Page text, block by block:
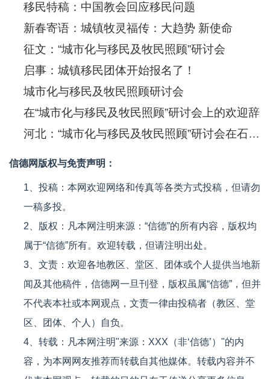
移民特稿：中国教会回应移民问题
新春寄语：城镇牧灵福传：大趋势 新使命
征文：“城市化与移民及牧民照顾”研讨会
启事：城镇移民团体开始报名了！
城市化与移民及牧民照顾研讨会
在“城市化与移民及牧民照顾”研讨会上的欢迎辞
河北：“城市化与移民及牧民照顾”研讨会在石开幕
信德网版权与免责声明：
1、投稿：本网欢迎网络和传真等各类方式投稿，但请勿
一稿多投。
2、版权：凡本网注明来源：“信德”的所有内容，版权均
属于“信德”所有。欢迎转载，但请注明出处。
3、文责：欢迎各地教区、堂区、团体或个人提供当地新
闻及其他稿件，信德网一旦刊登，版权虽属“信德”，但并
不代表本社或本网观点，文责一律由投稿者（教区、堂
区、团体、个人）自负。
4、转载：凡本网注明"来源：XXX（非‘信德’）"的内
容，为本网网友推荐而转载自其他媒体。转载内容并不